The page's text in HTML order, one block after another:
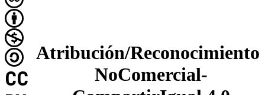
Atribución/
NoComercial-
CC